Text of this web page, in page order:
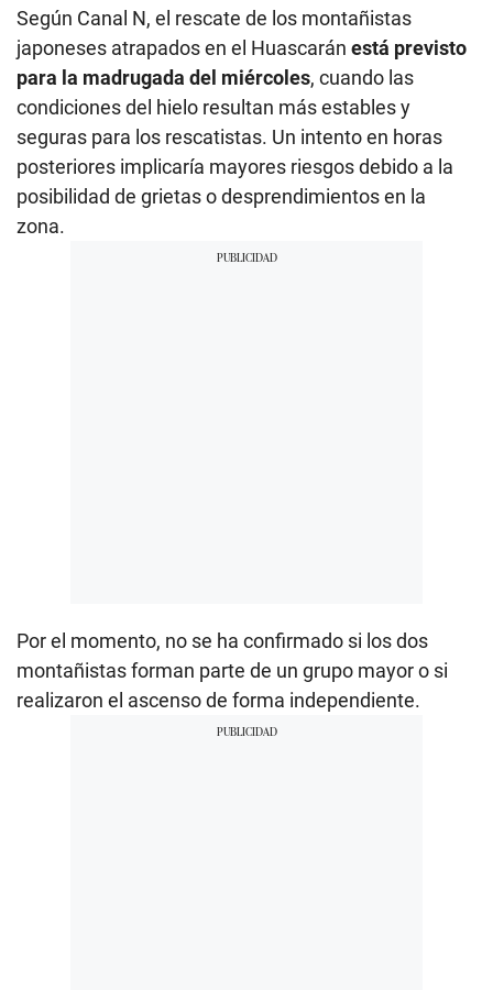
Según Canal N, el rescate de los montañistas
japoneses atrapados en el Huascarán está previsto
para la madrugada del miércoles, cuando las
condiciones del hielo resultan más estables y
seguras para los rescatistas. Un intento en horas
posteriores implicaría mayores riesgos debido a la
posibilidad de grietas o desprendimientos en la
zona.
Por el momento, no se ha confirmado si los dos
montañistas forman parte de un grupo mayor o si
realizaron el ascenso de forma independiente.